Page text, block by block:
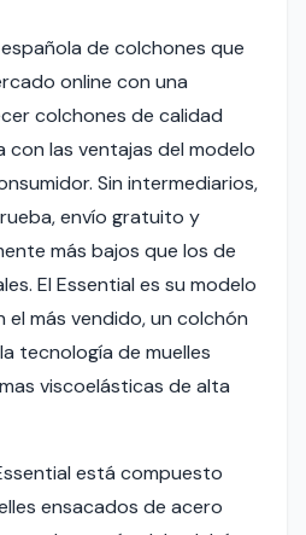
de colchones que
online con una
colchones de calidad
con las ventajas del modelo
Sin intermediarios,
envío gratuito y
más bajos que los de
El Essential es su modelo
más vendido, un colchón
tecnología de muelles
viscoelásticas de alta
está compuesto
ensacados de acero